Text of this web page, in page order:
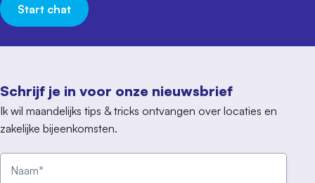
Schrijf je in voor onze nieuwsbrief
Ik wil maandelijks tips & tricks ontvangen over locaties en
zakelijke bijeenkomsten.
Start chat